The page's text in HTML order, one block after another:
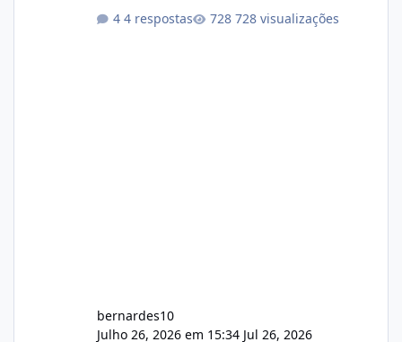
com cerca de 80% concluído e conta com
4 respostas 728 visualizações
bernardes10
Julho 26, 2026 em 15:34 Jul 26, 2026